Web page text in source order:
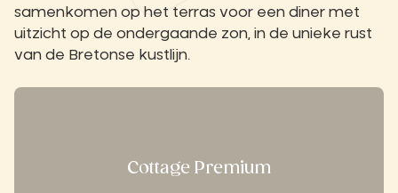
Cottage Premium
samenkomen op het terras voor een diner met
uitzicht op de ondergaande zon, in de unieke rust
van de Bretonse kustlijn.